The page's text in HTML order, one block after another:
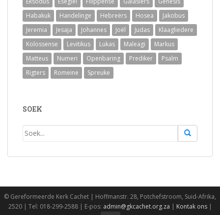
Habakuk
Handelinge Hebreërs Hosea
Jakobus
Jeremia
Jesaja Johannes Joël Judas
Klaagliedere
Kolossense
Levitikus Lukas Maleagi
Markus
Matteus
Numeri Openbaring Prediker
Psalm
Rigters
Romeine Spreuke
SOEK
© Gereformeerde Kerk Cachet | Hoffmanstr. 28, Potchefstroom, Suid-Afrika,
2520 | Tel: 018-299-2588 | E‑pos: admin@gkcachet.org.za | Kontak ons|